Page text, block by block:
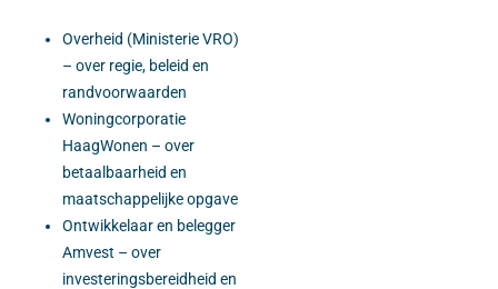
Overheid (Ministerie VRO)
– over regie, beleid en
randvoorwaarden
Woningcorporatie
HaagWonen – over
betaalbaarheid en
maatschappelijke opgave
Ontwikkelaar en belegger
Amvest – over
investeringsbereidheid en